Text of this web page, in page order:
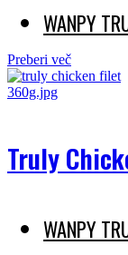
WANPY
Preberi več
Truly
WANPY